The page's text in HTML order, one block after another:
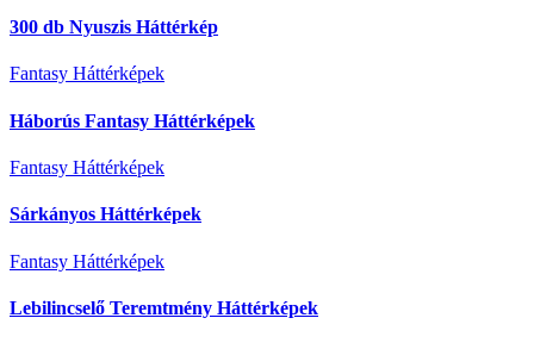
300 db Nyuszis Háttérkép
Fantasy Háttérképek
Háborús Fantasy Háttérképek
Fantasy Háttérképek
Sárkányos Háttérképek
Fantasy Háttérképek
Lebilincselő Teremtmény Háttérképek